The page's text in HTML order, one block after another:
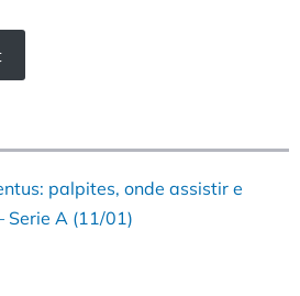
palpites, onde assistir e
Serie A (11/01)